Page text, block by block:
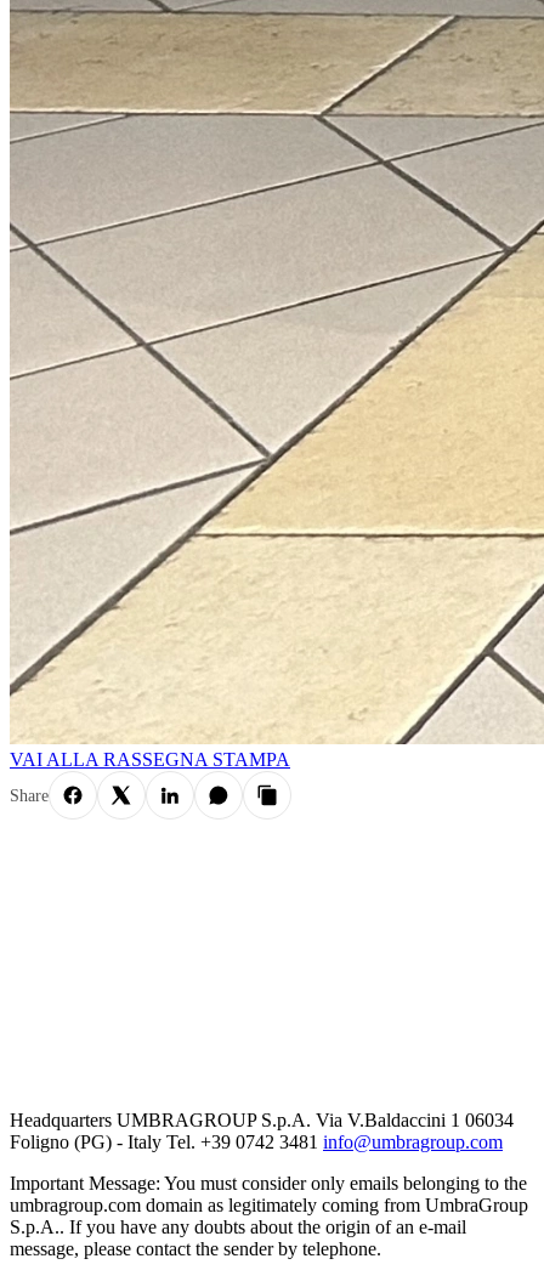
VAI ALLA RASSEGNA STAMPA
Share
Headquarters UMBRAGROUP S.p.A. Via V.Baldaccini 1 06034
Foligno (PG) - Italy Tel. +39 0742 3481 info@umbragroup.com
Important Message: You must consider only emails belonging to the
umbragroup.com domain as legitimately coming from UmbraGroup
S.p.A.. If you have any doubts about the origin of an e-mail
message, please contact the sender by telephone.